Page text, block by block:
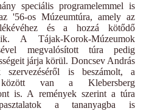
speciális programelemmel is
'56-os Múzeumtúra, amely az
és a hozzá kötődő
A Tájak-Korok-Múzeumok
megvalósított túra pedig
járja körül. Doncsev András
szervezéséről is beszámolt, a
között van a Klebersberg
is. A remények szerint a túra
a tananyagba is